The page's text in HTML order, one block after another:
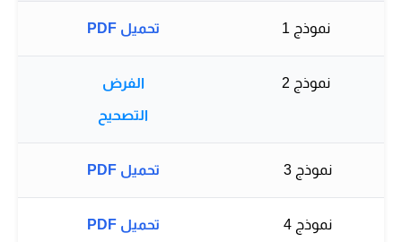
نموذج 1 تحميل PDF
نموذج 2 الفرض
التصحيح
نموذج 3 تحميل PDF
نموذج 4 تحميل PDF